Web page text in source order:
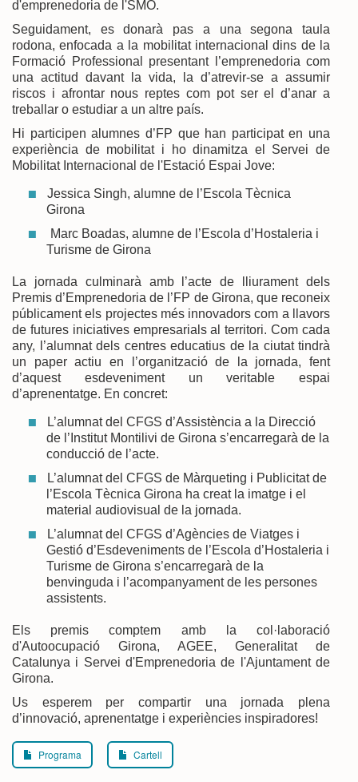
d'emprenedoria de l'SMO.
Seguidament, es donarà pas a una segona taula
rodona, enfocada a la mobilitat internacional dins de la
Formació Professional presentant l’emprenedoria com
una actitud davant la vida, la d’atrevir-se a assumir
riscos i afrontar nous reptes com pot ser el d’anar a
treballar o estudiar a un altre país.
Hi participen alumnes d’FP que han participat en una
experiència de mobilitat i ho dinamitza el Servei de
Mobilitat Internacional de l'Estació Espai Jove:
Jessica Singh, alumne de l’Escola Tècnica
Girona
Marc Boadas, alumne de l’Escola d’Hostaleria i
Turisme de Girona
La jornada culminarà amb l’acte de lliurament dels
Premis d’Emprenedoria de l’FP de Girona, que reconeix
públicament els projectes més innovadors com a llavors
de futures iniciatives empresarials al territori. Com cada
any, l’alumnat dels centres educatius de la ciutat tindrà
un paper actiu en l’organització de la jornada, fent
d’aquest esdeveniment un veritable espai
d’aprenentatge. En concret:
L’alumnat del CFGS d’Assistència a la Direcció
de l’Institut Montilivi de Girona s’encarregarà de la
conducció de l’acte.
L’alumnat del CFGS de Màrqueting i Publicitat de
l’Escola Tècnica Girona ha creat la imatge i el
material audiovisual de la jornada.
L’alumnat del CFGS d’Agències de Viatges i
Gestió d’Esdeveniments de l’Escola d’Hostaleria i
Turisme de Girona s’encarregarà de la
benvinguda i l’acompanyament de les persones
assistents.
Els premis comptem amb la col·laboració
d'Autoocupació Girona, AGEE, Generalitat de
Catalunya i Servei d'Emprenedoria de l'Ajuntament de
Girona.
Us esperem per compartir una jornada plena
d’innovació, aprenentatge i experiències inspiradores!
Programa Cartell